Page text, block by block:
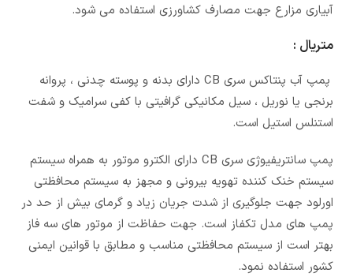
آبیاری مزارع جهت مصارف کشاورزی استفاده می شود.
متریال :
پمپ آب پنتاکس سری CB دارای بدنه و پوسته چدنی ، پروانه
برنجی یا نوریل ، سیل مکانیکی گرافیتی با کفی سرامیک و شفت
استنلس استیل است.
پمپ سانتریفیوژی سری CB دارای الکترو موتور به همراه سیستم
سیستم خنک کننده تهویه بیرونی و مجهز به سیستم محافظتی
اورلود جهت جلوگیری از شدت جریان زیاد و گرمای بیش از حد در
پمپ های مدل تکفاز است. جهت حفاظت از موتور های سه فاز
بهتر است از سیستم محافظتی مناسب و مطابق با قوانین ایمنی
کشور استفاده نمود.